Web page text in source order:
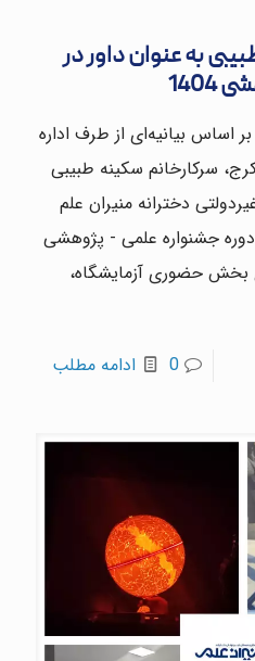
به عنوان داور در
19 فروردین 1404، بر اساس بیانیه‌ای از طرف اداره
سرکارخانم سکینه طبیبی
دخترانه منیران علم
جشنواره علمی - پژوهشی
حضوری آزمایشگاه،
0 ادامه مطلب